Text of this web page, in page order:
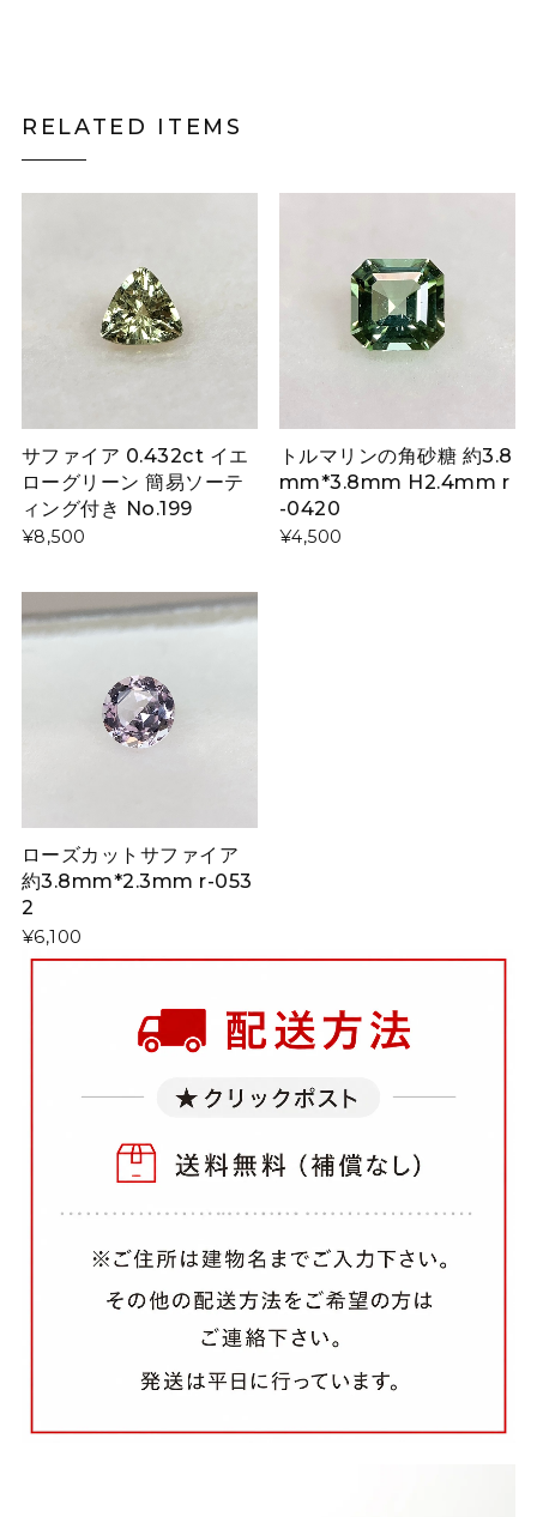
RELATED ITEMS
サファイア 0.432ct イエ
ローグリーン 簡易ソーテ
ィング付き No.199
¥8,500
トルマリンの角砂糖 約3.8
mm*3.8mm H2.4mm r
-0420
¥4,500
ローズカットサファイア
約3.8mm*2.3mm r-053
2
¥6,100